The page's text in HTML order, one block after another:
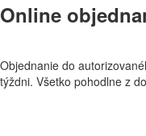
Online
Objednanie do
týždni. Všetko pohodlne z